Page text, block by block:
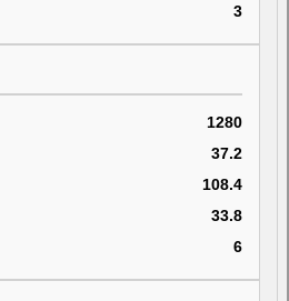
3
1280
37.2
108.4
33.8
6